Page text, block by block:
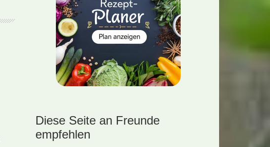
Diese Seite an Freunde
empfehlen